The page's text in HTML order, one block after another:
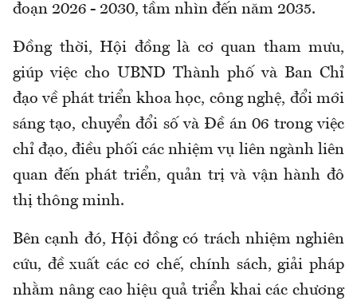
đoạn 2026 - 2030, tầm nhìn đến năm 2035.
Đồng thời, Hội đồng là cơ quan tham mưu,
giúp việc cho UBND Thành phố và Ban Chỉ
đạo về phát triển khoa học, công nghệ, đổi mới
sáng tạo, chuyển đổi số và Đề án 06 trong việc
chỉ đạo, điều phối các nhiệm vụ liên ngành liên
quan đến phát triển, quản trị và vận hành đô
thị thông minh.
Bên cạnh đó, Hội đồng có trách nhiệm nghiên
cứu, đề xuất các cơ chế, chính sách, giải pháp
nhằm nâng cao hiệu quả triển khai các chương